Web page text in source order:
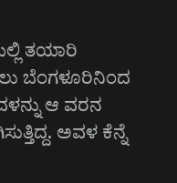
ತಯಾರಿ
ಬೆಂಗಳೂರಿನಿಂದ
ಆ ವರನ
ಅವಳ ಕೆನ್ನೆ